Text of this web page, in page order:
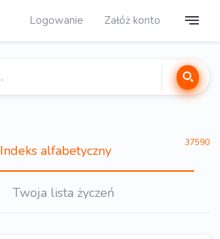
Logowanie Załóż konto
Indeks alfabetyczny 37590
Twoja lista życzeń